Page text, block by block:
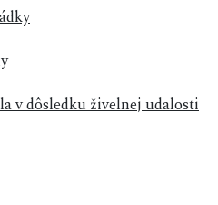
v dôsledku živelnej udalosti